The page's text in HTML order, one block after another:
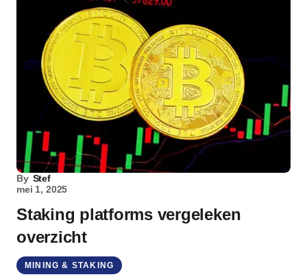
By Stef
mei 1, 2025
Staking platforms vergeleken
overzicht
MINING & STAKING